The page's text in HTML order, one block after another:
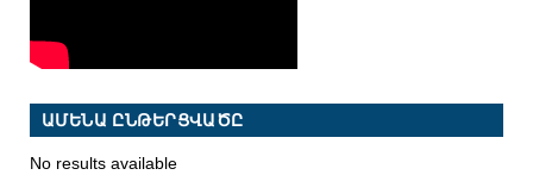
ԱՄԵՆԱ ԸՆԹԵՐՑՎԱԾԸ
No results available